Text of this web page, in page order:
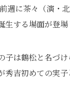
週に茶々（演・
する場面が登場
子は鶴松と名づ
秀吉初めての実子